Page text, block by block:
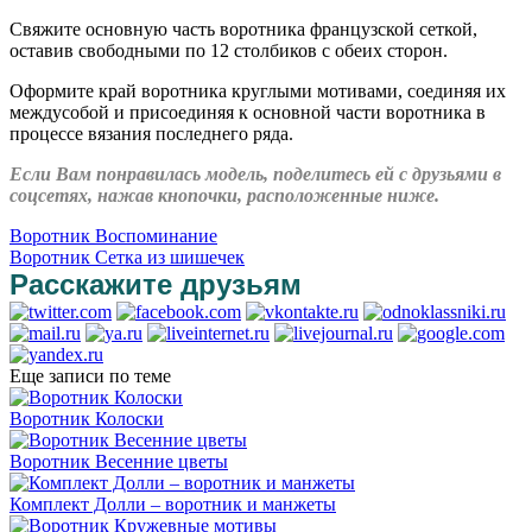
Свяжите основную часть воротника французской сеткой,
оставив свободными по 12 столбиков с обеих сторон.
Оформите край воротника круглыми мотивами, соединяя их
междусобой и присоединяя к основной части воротника в
процессе вязания последнего ряда.
Если Вам понравилась модель, поделитесь ей с друзьями в
соцсетях, нажав кнопочки, расположенные ниже.
Воротник Воспоминание
Воротник Сетка из шишечек
Расскажите друзьям
Еще записи по теме
Воротник Колоски
Воротник Весенние цветы
Комплект Долли – воротник и манжеты